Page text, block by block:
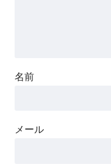
名前
メール